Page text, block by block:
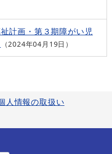
計画・第３期障がい児
2024年04月19日
人情報の取扱い